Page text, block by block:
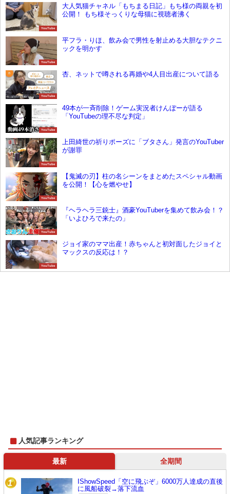
YouTube
大人気猫チャネル「もちまる日記」もち様の両親を初
公開！ もち様そっくりな母猫に視聴者沸く
YouTube
平フラ・りほ、飲み会で男性を射止める大胆なテクニ
ックを明かす
YouTube
杏、ネットで噂される再婚や4人目出産について語る
YouTube
49本が一斉削除！ゲーム実況者けんぼーが語る
「YouTubeの理不尽な判定」
YouTube
上田綺世の祈りポーズに「ブタさん」発言のYouTuber
が謝罪
YouTube
【鬼滅の刃】柱の名シーンをまとめたスペシャル動画
を公開！【心を燃やせ】
YouTube
『ヘラヘラ三銃士』酒豪YouTuberを集めて飲み会！？
「いよひろで来たの」
YouTube
ジョイ家のママ出産！赤ちゃんと初対面したジョイと
マックスの反応は！？
人気記事ランキング
最新 全期間
1
IShowSpeed「空に飛ぶぞ」6000万人達成の直後
に風船破裂→落下流血